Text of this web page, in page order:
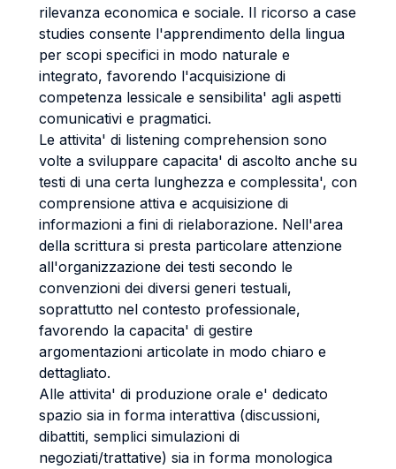
rilevanza economica e sociale. Il ricorso a case
studies consente l'apprendimento della lingua
per scopi specifici in modo naturale e
integrato, favorendo l'acquisizione di
competenza lessicale e sensibilita' agli aspetti
comunicativi e pragmatici.
Le attivita' di listening comprehension sono
volte a sviluppare capacita' di ascolto anche su
testi di una certa lunghezza e complessita', con
comprensione attiva e acquisizione di
informazioni a fini di rielaborazione. Nell'area
della scrittura si presta particolare attenzione
all'organizzazione dei testi secondo le
convenzioni dei diversi generi testuali,
soprattutto nel contesto professionale,
favorendo la capacita' di gestire
argomentazioni articolate in modo chiaro e
dettagliato.
Alle attivita' di produzione orale e' dedicato
spazio sia in forma interattiva (discussioni,
dibattiti, semplici simulazioni di
negoziati/trattative) sia in forma monologica